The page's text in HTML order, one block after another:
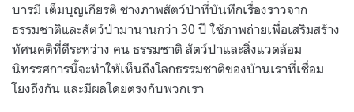
บารมี เต็มบุญเกียรติ ช่างภาพสัตว์ป่าที่บันทึกเรื่องราวจาก
ธรรมชาติและสัตว์ป่ามานานกว่า 30 ปี ใช้ภาพถ่ายเพื่อเสริมสร้าง
ทัศนคติที่ดีระหว่าง คน ธรรมชาติ สัตว์ป่าและสิ่งแวดล้อม
นิทรรศการนี้จะทำให้เห็นถึงโลกธรรมชาติของบ้านเราที่เชื่อม
โยงถึงกัน และมีผลโดยตรงกับพวกเรา